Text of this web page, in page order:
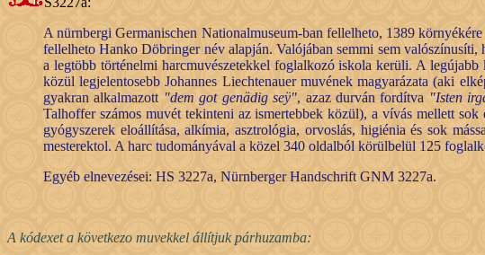
A nürnbergi Germanischen Nationalmuseum-ban fellelheto, 1389
fellelheto Hanko Döbringer név alapján. Valójában semmi sem valószínusíti,
a legtöbb történelmi harcmuvészetekkel foglalkozó iskola kerüli. A
közül legjelentosebb Johannes Liechtenauer muvének magyarázata (aki
gyakran alkalmazott "dem got genädig seÿ", azaz durván fordítva "Isten
Talhoffer számos muvét tekinteni az ismertebbek közül), a vívás mellett
gyógyszerek eloállítása, alkímia, asztrológia, orvoslás, higiénia és sok
mesterektol. A harc tudományával a közel 340 oldalból körülbelül 125
Egyéb elnevezései: HS 3227a, Nürnberger Handschrift GNM 3227a.
A kódexet a következo muvekkel állítjuk párhuzamba: